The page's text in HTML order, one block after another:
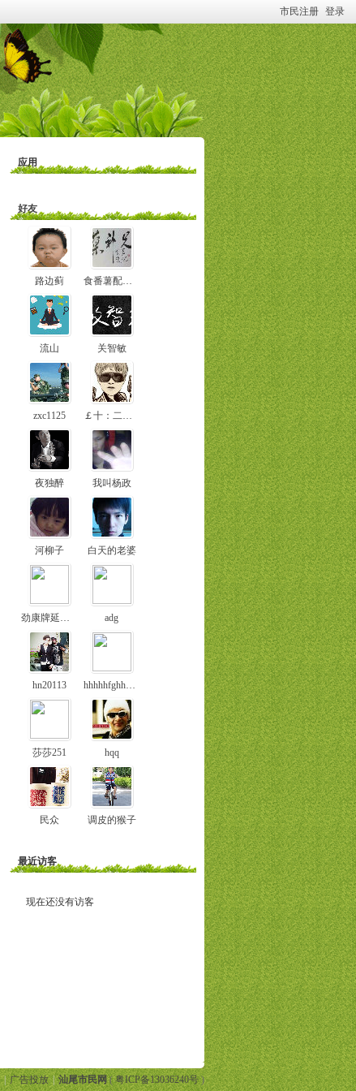
市民注册 登录
应用
好友
路边蓟 食番薯配菜补
流山 关智敏
zxc1125 ￡十：二少＆
夜独醉 我叫杨政
河柳子 白天的老婆
劲康牌延时喷剂 adg
hn20113 hhhhhfghhhhhh
莎莎251 hqq
民众 调皮的猴子
最近访客
现在还没有访客
广告投放 | 汕尾市民网(粤ICP备13036240号)